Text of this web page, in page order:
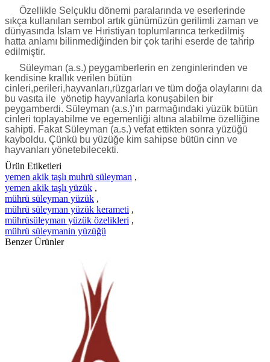
Özellikle Selçuklu dönemi paralarında ve eserlerinde
sıkça kullanılan sembol artık günümüzün gerilimli zaman ve
dünyasında İslam ve Hıristiyan toplumlarınca terkedilmiş
hatta anlamı bilinmediğinden bir çok tarihi eserde de tahrip
edilmiştir.
Süleyman (a.s.) peygamberlerin en zenginlerinden ve
kendisine krallık verilen bütün
cinleri,perileri,hayvanları,rüzgarları ve tüm doğa olaylarını da
bu vasıta ile yönetip hayvanlarla konuşabilen bir
peygamberdi. Süleyman (a.s.)’ın parmağındaki yüzük bütün
cinleri toplayabilme ve egemenliği altına alabilme özelliğine
sahipti. Fakat Süleyman (a.s.) vefat ettikten sonra yüzüğü
kayboldu. Çünkü bu yüzüğe kim sahipse bütün cinn ve
hayvanları yönetebilecekti.
Ürün Etiketleri
yemen akik taşlı muhrü süleyman ,
yemen akik taşlı yüzük ,
mührü süleyman yüzük ,
mührü süleyman yüzük kerameti ,
mührüsüleyman yüzük özelikleri ,
mührü süleymanin yüzüğü
Benzer Ürünler